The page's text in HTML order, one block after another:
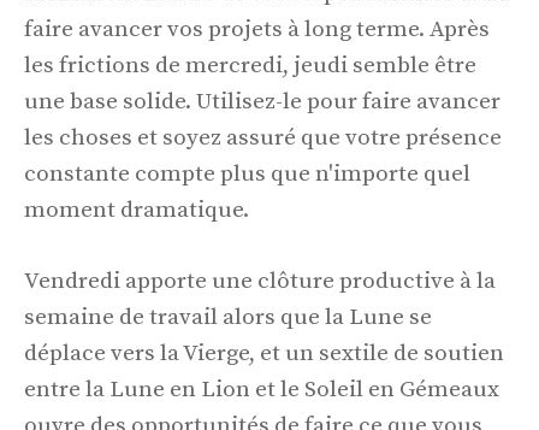
faire avancer vos projets à long terme. Après
les frictions de mercredi, jeudi semble être
une base solide. Utilisez-le pour faire avancer
les choses et soyez assuré que votre présence
constante compte plus que n'importe quel
moment dramatique.
Vendredi apporte une clôture productive à la
semaine de travail alors que la Lune se
déplace vers la Vierge, et un sextile de soutien
entre la Lune en Lion et le Soleil en Gémeaux